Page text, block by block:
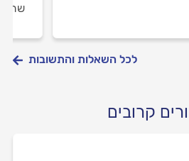
לכל השאלות והתשובות
קרובים